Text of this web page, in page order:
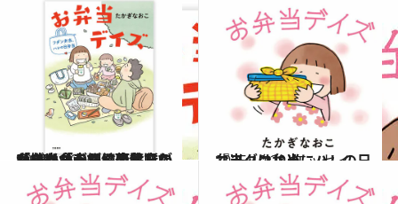
2025.10.29
「娘は食が細めで注文が多い」「夫が健康診断にひっかかって」著者・たかぎなおこさんの毎日のお弁当づくりに変化が…!?
カルチャー 2025.10.29
『フダン弁当、ハレの日弁当』はじめに
コミック ＆ エッセイ